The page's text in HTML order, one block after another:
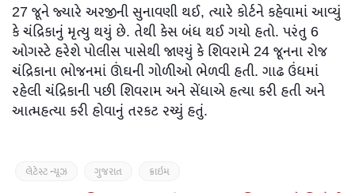
27 જૂને જ્યારે અરજીની સુનાવણી થઈ, ત્યારે કોર્ટને કહેવામાં આવ્યું
કે ચંદ્રિકાનું મૃત્યુ થયું છે. તેથી કેસ બંધ થઈ ગયો હતો. પરંતુ 6
ઓગસ્ટે હરેશે પોલીસ પાસેથી જાણ્યું કે શિવરામે 24 જૂનના રોજ
ચંદ્રિકાના ભોજનમાં ઊંઘની ગોળીઓ ભેળવી હતી. ગાઢ ઉંધમાં
રહેલી ચંદ્રિકાની પછી શિવરામ અને સેંધાએ હત્યા કરી હતી અને
આત્મહત્યા કરી હોવાનું તરકટ રચ્યું હતું.
લેટેસ્ટ ન્યૂઝ ગુજરાત ક્રાઇમ